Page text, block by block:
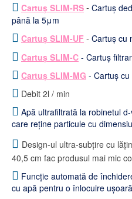
Cartuș SLIM-RS - Cartuș
până la 5μm
Cartuș SLIM-UF - Cartuș cu
Cartuș SLIM-C - Cartuș
Cartuș SLIM-MG - Cartuș
Debit 2l / min
Apă ultrafiltrată la robinetul
care reține particule cu
Design-ul ultra-subțire cu
40,5 cm fac produsul mai mic
Funcție automată de
cu apă pentru o înlocuire